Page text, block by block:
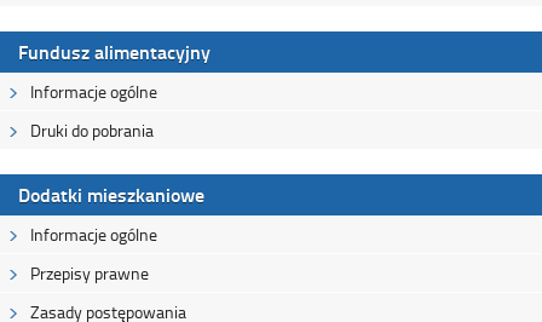
Fundusz alimentacyjny
Informacje ogólne
Druki do pobrania
Dodatki mieszkaniowe
Informacje ogólne
Przepisy prawne
Zasady postępowania